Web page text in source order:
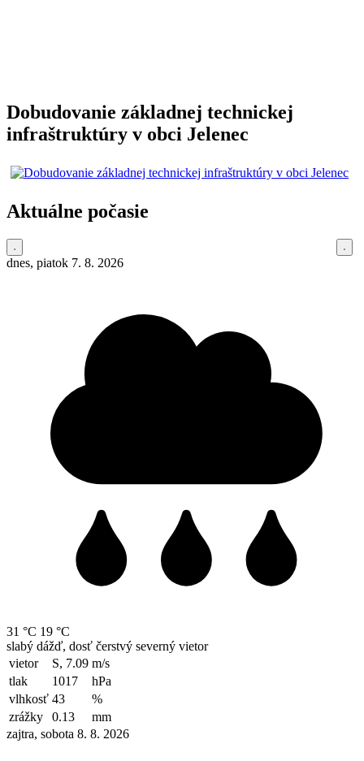
Dobudovanie základnej technickej
infraštruktúry v obci Jelenec
Aktuálne počasie
dnes, piatok 7. 8. 2026
31 °C 19 °C
slabý dážď, dosť čerstvý severný vietor
vietor
S, 7.09 m/s
tlak
1017
hPa
vlhkosť 43
%
zrážky
0.13
mm
zajtra, sobota 8. 8. 2026